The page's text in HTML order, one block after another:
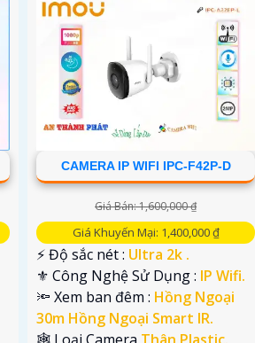
CAMERA IP WIFI IPC-F42P-D
Giá Bán: 1,600,000 ₫
Giá Khuyến Mại: 1,400,000 ₫
️⚡ Độ sắc nét : Ultra 2k .
⚜️ Công Nghệ Sử Dụng : IP Wifi.
🔦 Xem ban đêm : Hồng Ngoại
30m Hồng Ngoại Smart IR.